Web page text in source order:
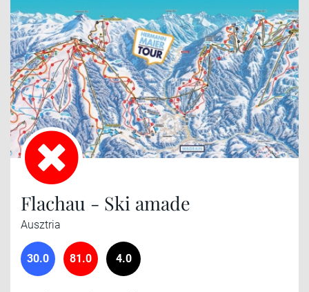
Flachau - Ski amade
Ausztria
30.0 81.0 4.0